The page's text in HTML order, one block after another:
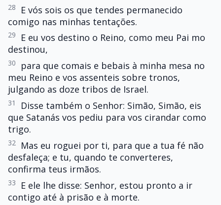
28
E vós sois os que tendes permanecido
comigo nas minhas tentações.
29
E eu vos destino o Reino, como meu Pai mo
destinou,
30
para que comais e bebais à minha mesa no
meu Reino e vos assenteis sobre tronos,
julgando as doze tribos de Israel.
31
Disse também o Senhor: Simão, Simão, eis
que Satanás vos pediu para vos cirandar como
trigo.
32
Mas eu roguei por ti, para que a tua fé não
desfaleça; e tu, quando te converteres,
confirma teus irmãos.
33
E ele lhe disse: Senhor, estou pronto a ir
contigo até à prisão e à morte.